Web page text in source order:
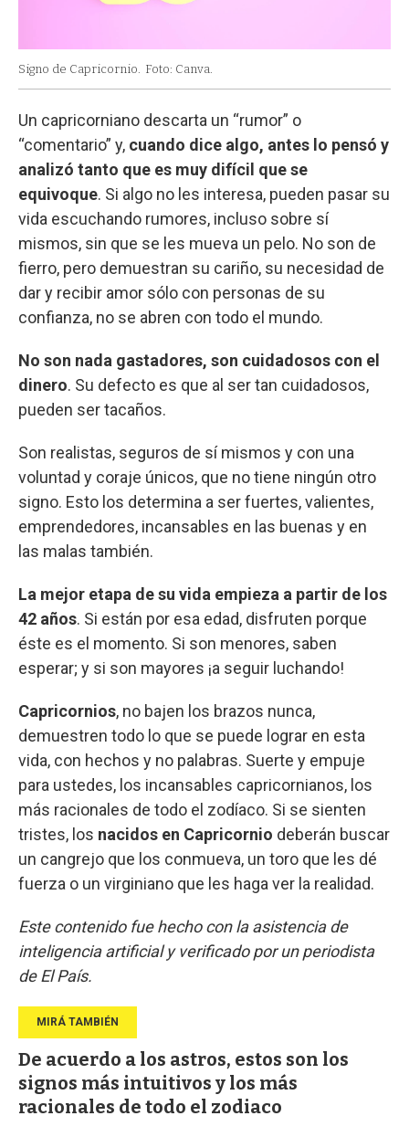
Signo de Capricornio. Foto: Canva.
Un capricorniano descarta un “rumor” o
“comentario” y, cuando dice algo, antes lo pensó y
analizó tanto que es muy difícil que se
equivoque. Si algo no les interesa, pueden pasar su
vida escuchando rumores, incluso sobre sí
mismos, sin que se les mueva un pelo. No son de
fierro, pero demuestran su cariño, su necesidad de
dar y recibir amor sólo con personas de su
confianza, no se abren con todo el mundo.
No son nada gastadores, son cuidadosos con el
dinero. Su defecto es que al ser tan cuidadosos,
pueden ser tacaños.
Son realistas, seguros de sí mismos y con una
voluntad y coraje únicos, que no tiene ningún otro
signo. Esto los determina a ser fuertes, valientes,
emprendedores, incansables en las buenas y en
las malas también.
La mejor etapa de su vida empieza a partir de los
42 años. Si están por esa edad, disfruten porque
éste es el momento. Si son menores, saben
esperar; y si son mayores ¡a seguir luchando!
Capricornios, no bajen los brazos nunca,
demuestren todo lo que se puede lograr en esta
vida, con hechos y no palabras. Suerte y empuje
para ustedes, los incansables capricornianos, los
más racionales de todo el zodíaco. Si se sienten
tristes, los nacidos en Capricornio deberán buscar
un cangrejo que los conmueva, un toro que les dé
fuerza o un virginiano que les haga ver la realidad.
Este contenido fue hecho con la asistencia de
inteligencia artificial y verificado por un periodista
de El País.
De acuerdo a los astros, estos son los
signos más intuitivos y los más
racionales de todo el zodiaco